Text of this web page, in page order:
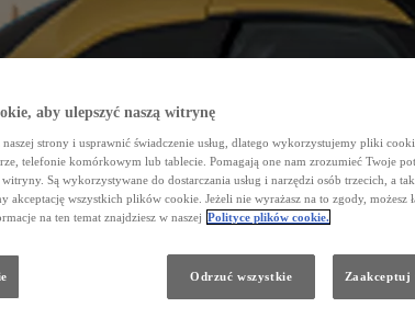
aby ulepszyć naszą witrynę
strony i usprawnić świadczenie usług, dlatego wykorzystujemy pliki
telefonie komórkowym lub tablecie. Pomagają one nam zrozumieć Twoje
Są wykorzystywane do dostarczania usług i narzędzi osób trzecich, a
akceptację wszystkich plików cookie. Jeżeli nie wyrażasz na to zgody, możesz
na ten temat znajdziesz w naszej Polityce plików cookie.
Odrzuć wszystkie Zaakceptuj